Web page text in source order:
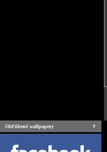
Obľúbené wallpapery